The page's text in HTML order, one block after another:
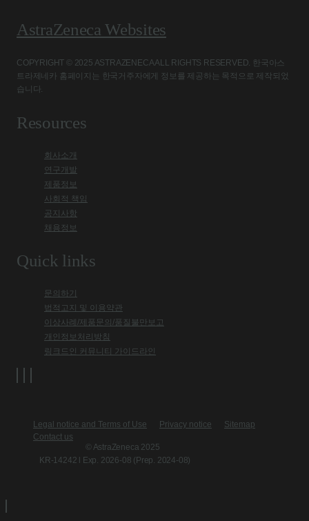
AstraZeneca Websites
COPYRIGHT © 2025 ASTRAZENECA ALL RIGHTS RESERVED. 한국아스
트라제네카 홈페이지는 한국거주자에게 정보를 제공하는 목적으로 제작되었
습니다.
Resources
회사소개
연구개발
제품정보
사회적 책임
공지사항
채용정보
Quick links
문의하기
법적고지 및 이용약관
이상사례/제품문의/품질불만보고
개인정보처리방침
링크드인 커뮤니티 가이드라인
Legal notice and Terms of Use Privacy notice
Sitemap
Contact us
© AstraZeneca 2025
KR-14242 l Exp. 2026-08 (Prep. 2024-08)